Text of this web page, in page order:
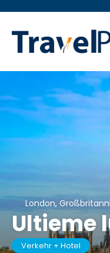
London,
Ultieme
Verkehr + Hotel